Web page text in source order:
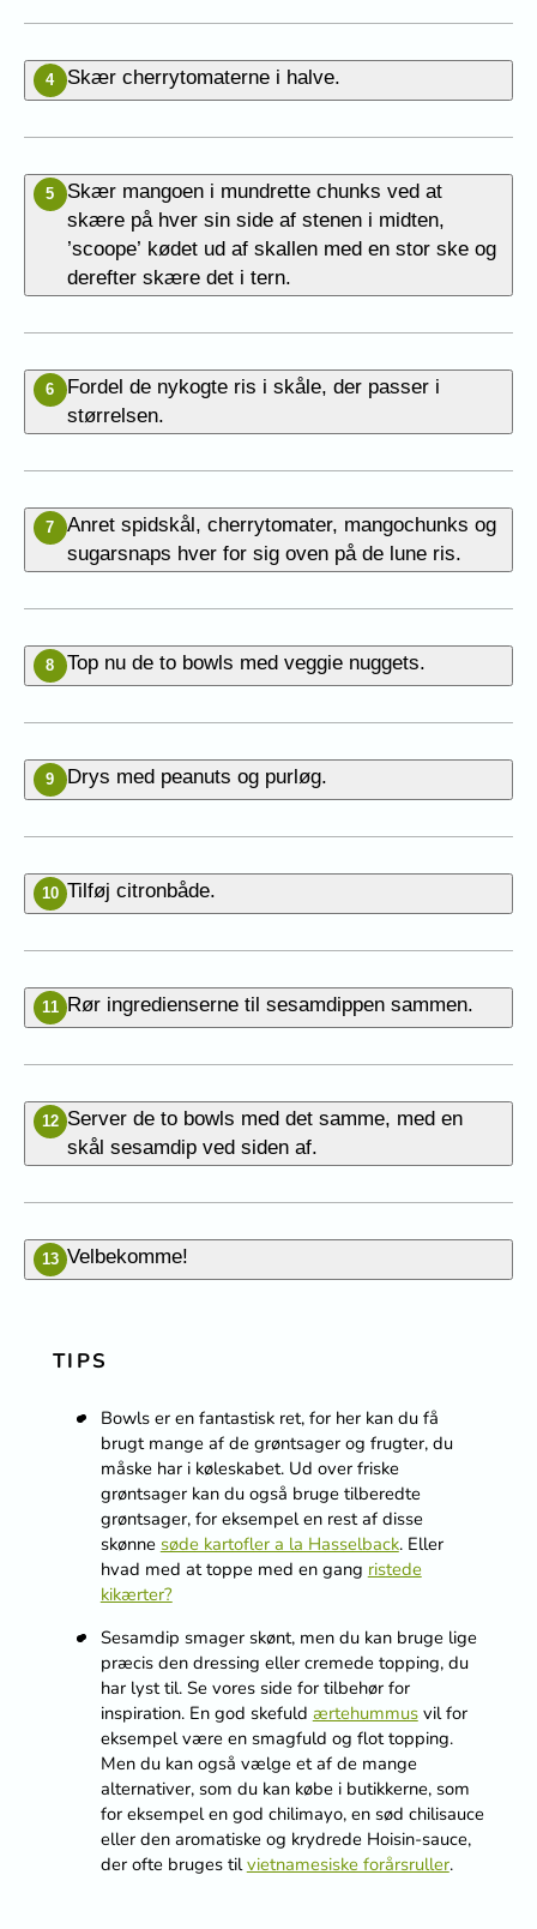
4 Skær cherrytomaterne i halve.
5
Skær mangoen i mundrette chunks ved at
skære på hver sin side af stenen i midten,
’scoope’ kødet ud af skallen med en stor ske og
derefter skære det i tern.
6
Fordel de nykogte ris i skåle, der passer i
størrelsen.
7
Anret spidskål, cherrytomater, mangochunks og
sugarsnaps hver for sig oven på de lune ris.
8 Top nu de to bowls med veggie nuggets.
9 Drys med peanuts og purløg.
10 Tilføj citronbåde.
11 Rør ingredienserne til sesamdippen sammen.
12 Server de to bowls med det samme, med en
skål sesamdip ved siden af.
13 Velbekomme!
TIPS
Bowls er en fantastisk ret, for her kan du få
brugt mange af de grøntsager og frugter, du
måske har i køleskabet. Ud over friske
grøntsager kan du også bruge tilberedte
grøntsager, for eksempel en rest af disse
skønne søde kartofler a la Hasselback. Eller
hvad med at toppe med en gang ristede
kikærter?
Sesamdip smager skønt, men du kan bruge lige
præcis den dressing eller cremede topping, du
har lyst til. Se vores side for tilbehør for
inspiration. En god skefuld ærtehummusvil for
eksempel være en smagfuld og flot topping.
Men du kan også vælge et af de mange
alternativer, som du kan købe i butikkerne, som
for eksempel en god chilimayo, en sød chilisauce
eller den aromatiske og krydrede Hoisin-sauce,
der ofte bruges tilvietnamesiske forårsruller.